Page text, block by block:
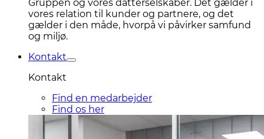
Gruppen og vores datterselskaber. Det gælder i
vores relation til kunder og partnere, og det
gælder i den måde, hvorpå vi påvirker samfund
og miljø.
Kontakt
Kontakt
Find en medarbejder
Find os her